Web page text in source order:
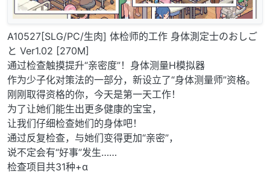
A10527[SLG/PC/生肉] 体检师的工作 身体測定士のおしご
と Ver1.02 [270M]
通过检查触摸提升“亲密度”！身体测量H模拟器
作为少子化对策法的一部分，新设立了“身体测量师”资格。
刚刚取得资格的你，今天是第一天工作！
为了让她们能生出更多健康的宝宝，
让我们仔细检查她们的身体吧！
通过反复检查，与她们变得更加“亲密”，
说不定会有“好事”发生……
检查项目共31种+α